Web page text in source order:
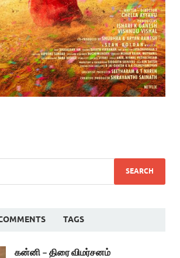
TAGS
கன்னி – திரை விமர்சனம்